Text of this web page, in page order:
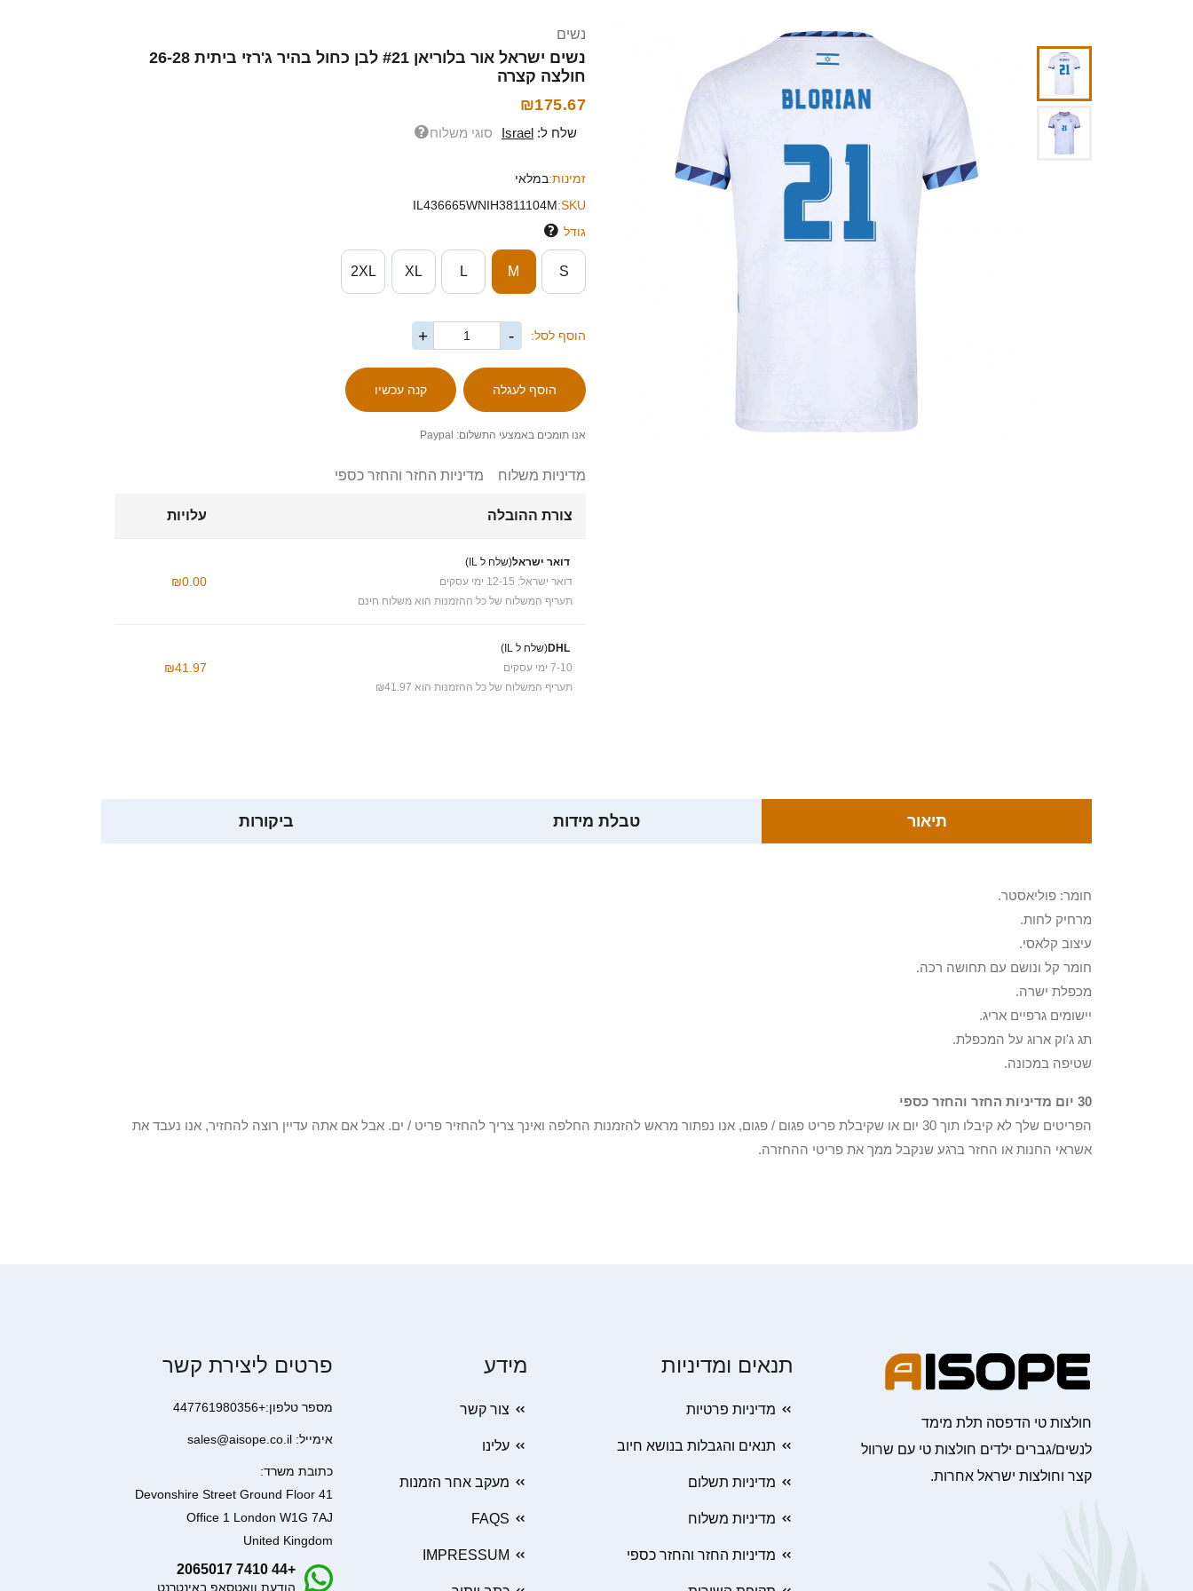
נשים
נשים ישראל אור בלוריאן #21 לבן כחול בהיר ג'רזי ביתית 26-28
חולצה קצרה
₪175.67
שלח ל: Israel סוגי משלוח
זמינות:במלאי
SKU:
IL436665WNIH3811104M
גודל
S
M
L
XL
2XL
הוסף לסל: -
+
אנו תומכים באמצעי התשלום: Paypal
מדיניות משלוח מדיניות החזר והחזר כספי
צורת ההובלה עלויות
דואר ישראל(שלח ל IL)
דואר ישראל: 12-15 ימי עסקים
תעריף המשלוח של כל ההזמנות הוא משלוח חינם
₪0.00
DHL(שלח ל IL)
7-10 ימי עסקים
תעריף המשלוח של כל ההזמנות הוא ₪41.97
₪41.97
תיאור טבלת מידות ביקורות
חומר: פוליאסטר.
מרחיק לחות.
עיצוב קלאסי.
חומר קל ונושם עם תחושה רכה.
מכפלת ישרה.
יישומים גרפיים אריג.
תג ג'וק ארוג על המכפלת.
שטיפה במכונה.
30 יום מדיניות החזר והחזר כספי
הפריטים שלך לא קיבלו תוך 30 יום או שקיבלת פריט פגום / פגום, אנו נפתור מראש להזמנות החלפה ואינך צריך להחזיר פריט / ים. אבל אם אתה עדיין רוצה להחזיר, אנו נעבד את
אשראי החנות או החזר ברגע שנקבל ממך את פריטי ההחזרה.
חולצות טי הדפסה תלת מימד
לנשים/גברים ילדים חולצות טי עם שרוול
קצר וחולצות ישראל אחרות.
תנאים ומדיניות
מדיניות פרטיות
תנאים והגבלות בנושא חיוב
מדיניות תשלום
מדיניות משלוח
מדיניות החזר והחזר כספי
מידע
צור קשר
עלינו
מעקב אחר הזמנות
FAQS
IMPRESSUM
פרטים ליצירת קשר
מספר טלפון:+447761980356
אימייל: sales@aisope.co.il
כתובת משרד:
41 Devonshire Street Ground Floor
Office 1 London W1G 7AJ
United Kingdom
+44 7410 2065017
הודעת וואטסאפ באינטרנט